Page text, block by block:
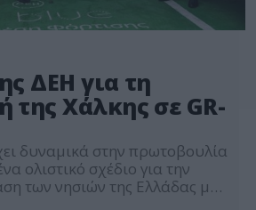
ΔΕΗ για τη
της Χάλκης σε GR-
δυναμικά στην πρωτοβουλία
ολιστικό σχέδιο για την
των νησιών της Ελλάδας με